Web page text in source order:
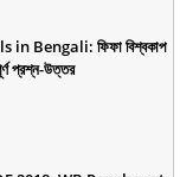
Bengali: ফিফা বিশ্বকাপ
প্রশ্ন-উত্তর